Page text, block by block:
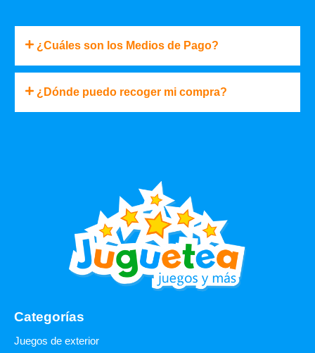
¿Cuáles son los Medios de Pago?
¿Dónde puedo recoger mi compra?
Categorías
Juegos de exterior